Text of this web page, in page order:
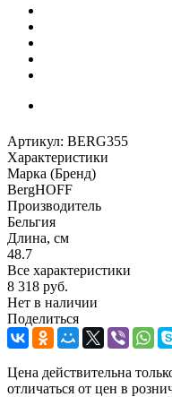
Артикул: BERG355
Характеристики
Марка (Бренд)
BergHOFF
Производитель
Бельгия
Длина, см
48.7
Все характеристики
8 318 руб.
Нет в наличии
Поделиться
Цена действительна
отличаться от цен в